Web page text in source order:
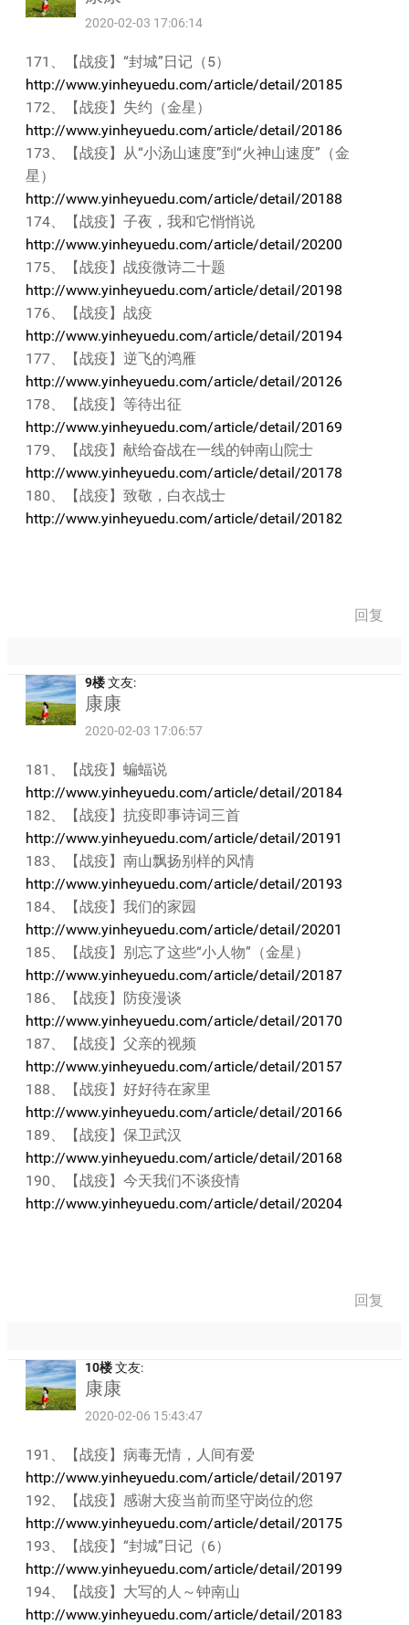
2020-02-03 17:06:14
171、【战疫】“封城”日记（5）
http://www.yinheyuedu.com/article/detail/20185
172、【战疫】失约（金星）
http://www.yinheyuedu.com/article/detail/20186
173、【战疫】从“小汤山速度”到“火神山速度”（金
星）
http://www.yinheyuedu.com/article/detail/20188
174、【战疫】子夜，我和它悄悄说
http://www.yinheyuedu.com/article/detail/20200
175、【战疫】战疫微诗二十题
http://www.yinheyuedu.com/article/detail/20198
176、【战疫】战疫
http://www.yinheyuedu.com/article/detail/20194
177、【战疫】逆飞的鸿雁
http://www.yinheyuedu.com/article/detail/20126
178、【战疫】等待出征
http://www.yinheyuedu.com/article/detail/20169
179、【战疫】献给奋战在一线的钟南山院士
http://www.yinheyuedu.com/article/detail/20178
180、【战疫】致敬，白衣战士
http://www.yinheyuedu.com/article/detail/20182
回复
9楼文友:
康康
2020-02-03 17:06:57
181、【战疫】蝙蝠说
http://www.yinheyuedu.com/article/detail/20184
182、【战疫】抗疫即事诗词三首
http://www.yinheyuedu.com/article/detail/20191
183、【战疫】南山飘扬别样的风情
http://www.yinheyuedu.com/article/detail/20193
184、【战疫】我们的家园
http://www.yinheyuedu.com/article/detail/20201
185、【战疫】别忘了这些“小人物”（金星）
http://www.yinheyuedu.com/article/detail/20187
186、【战疫】防疫漫谈
http://www.yinheyuedu.com/article/detail/20170
187、【战疫】父亲的视频
http://www.yinheyuedu.com/article/detail/20157
188、【战疫】好好待在家里
http://www.yinheyuedu.com/article/detail/20166
189、【战疫】保卫武汉
http://www.yinheyuedu.com/article/detail/20168
190、【战疫】今天我们不谈疫情
http://www.yinheyuedu.com/article/detail/20204
回复
10楼文友:
康康
2020-02-06 15:43:47
191、【战疫】病毒无情，人间有爱
http://www.yinheyuedu.com/article/detail/20197
192、【战疫】感谢大疫当前而坚守岗位的您
http://www.yinheyuedu.com/article/detail/20175
193、【战疫】“封城”日记（6）
http://www.yinheyuedu.com/article/detail/20199
194、【战疫】大写的人～钟南山
http://www.yinheyuedu.com/article/detail/20183